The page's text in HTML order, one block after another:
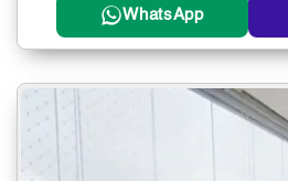
WhatsApp